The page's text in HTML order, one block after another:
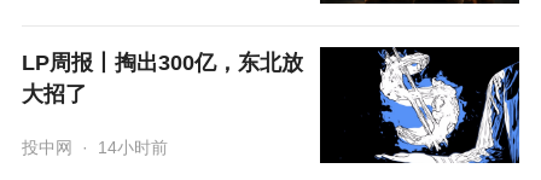
LP周报丨掏出300亿，东北放
大招了
投中网 · 14小时前